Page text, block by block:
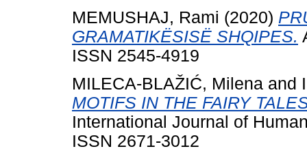
MEMUSHAJ, Rami (2020)
GRAMATIKËSISË SHQIPES.
ISSN 2545-4919
MILECA-BLAŽIĆ, Milena and
MOTIFS IN THE FAIRY
International Journal of
ISSN 2671-3012